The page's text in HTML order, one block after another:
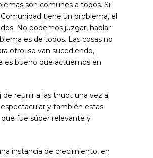
son comunes a todos. Si
tiene un problema, el
No podemos juzgar, hablar
es de todos. Las cosas no
otro, se van sucediendo,
es bueno que actuemos en
de reunir a las tnuot una vez al
y también estas
fue súper relevante y
instancia de crecimiento, en